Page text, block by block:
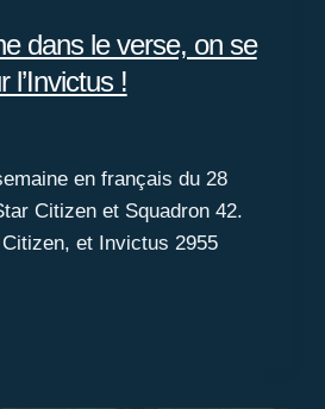
dans le verse, on se
l’Invictus !
en français du 28
Citizen et Squadron 42.
et Invictus 2955